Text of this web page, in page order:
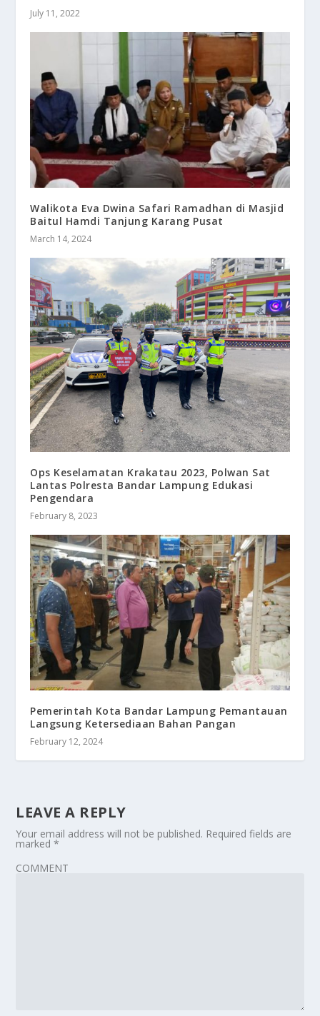
July 11, 2022
Walikota Eva Dwina Safari Ramadhan di Masjid
Baitul Hamdi Tanjung Karang Pusat
March 14, 2024
Ops Keselamatan Krakatau 2023, Polwan Sat
Lantas Polresta Bandar Lampung Edukasi
Pengendara
February 8, 2023
Pemerintah Kota Bandar Lampung Pemantauan
Langsung Ketersediaan Bahan Pangan
February 12, 2024
LEAVE A REPLY
Your email address will not be published. Required fields are
marked*
COMMENT